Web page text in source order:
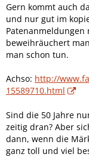
Gern kommt auch
und nur gut im
Patenanmeldungen
beweihräuchert
man schon tun.
Achso: http://
15589710.html
Sind die 50 Jahre
zeitig dran? Aber
dann, wenn die
ganz toll und viel